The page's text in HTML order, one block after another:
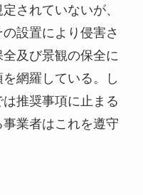
されていないが、
設置により侵害さ
及び景観の保全に
網羅している。し
推奨事項に止まる
業者はこれを遵守